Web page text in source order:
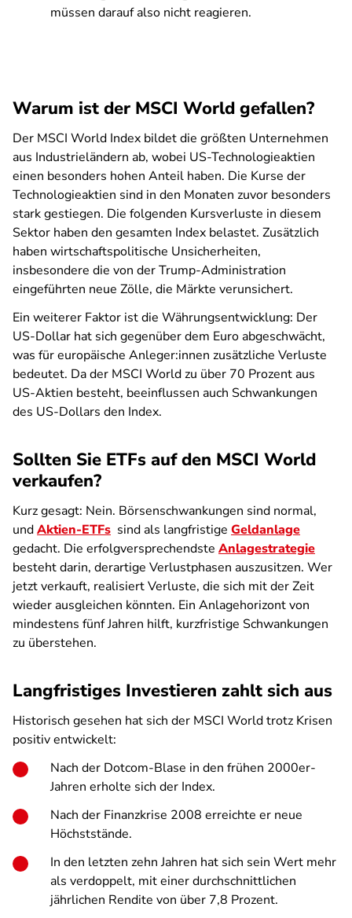
müssen darauf also nicht reagieren.
Warum ist der MSCI World gefallen?
Der MSCI World Index bildet die größten Unternehmen
aus Industrieländern ab, wobei US-Technologieaktien
einen besonders hohen Anteil haben. Die Kurse der
Technologieaktien sind in den Monaten zuvor besonders
stark gestiegen. Die folgenden Kursverluste in diesem
Sektor haben den gesamten Index belastet. Zusätzlich
haben wirtschaftspolitische Unsicherheiten,
insbesondere die von der Trump-Administration
eingeführten neue Zölle, die Märkte verunsichert.
Ein weiterer Faktor ist die Währungsentwicklung: Der
US-Dollar hat sich gegenüber dem Euro abgeschwächt,
was für europäische Anleger:innen zusätzliche Verluste
bedeutet. Da der MSCI World zu über 70 Prozent aus
US-Aktien besteht, beeinflussen auch Schwankungen
des US-Dollars den Index.
Sollten Sie ETFs auf den MSCI World
verkaufen?
Kurz gesagt: Nein. Börsenschwankungen sind normal,
undAktien-ETFs sind als langfristige Geldanlage
gedacht. Die erfolgversprechendste Anlagestrategie
besteht darin, derartige Verlustphasen auszusitzen. Wer
jetzt verkauft, realisiert Verluste, die sich mit der Zeit
wieder ausgleichen könnten. Ein Anlagehorizont von
mindestens fünf Jahren hilft, kurzfristige Schwankungen
zu überstehen.
Langfristiges Investieren zahlt sich aus
Historisch gesehen hat sich der MSCI World trotz Krisen
positiv entwickelt:
Nach der Dotcom-Blase in den frühen 2000er-
Jahren erholte sich der Index.
Nach der Finanzkrise 2008 erreichte er neue
Höchststände.
In den letzten zehn Jahren hat sich sein Wert mehr
als verdoppelt, mit einer durchschnittlichen
jährlichen Rendite von über 7,8 Prozent.